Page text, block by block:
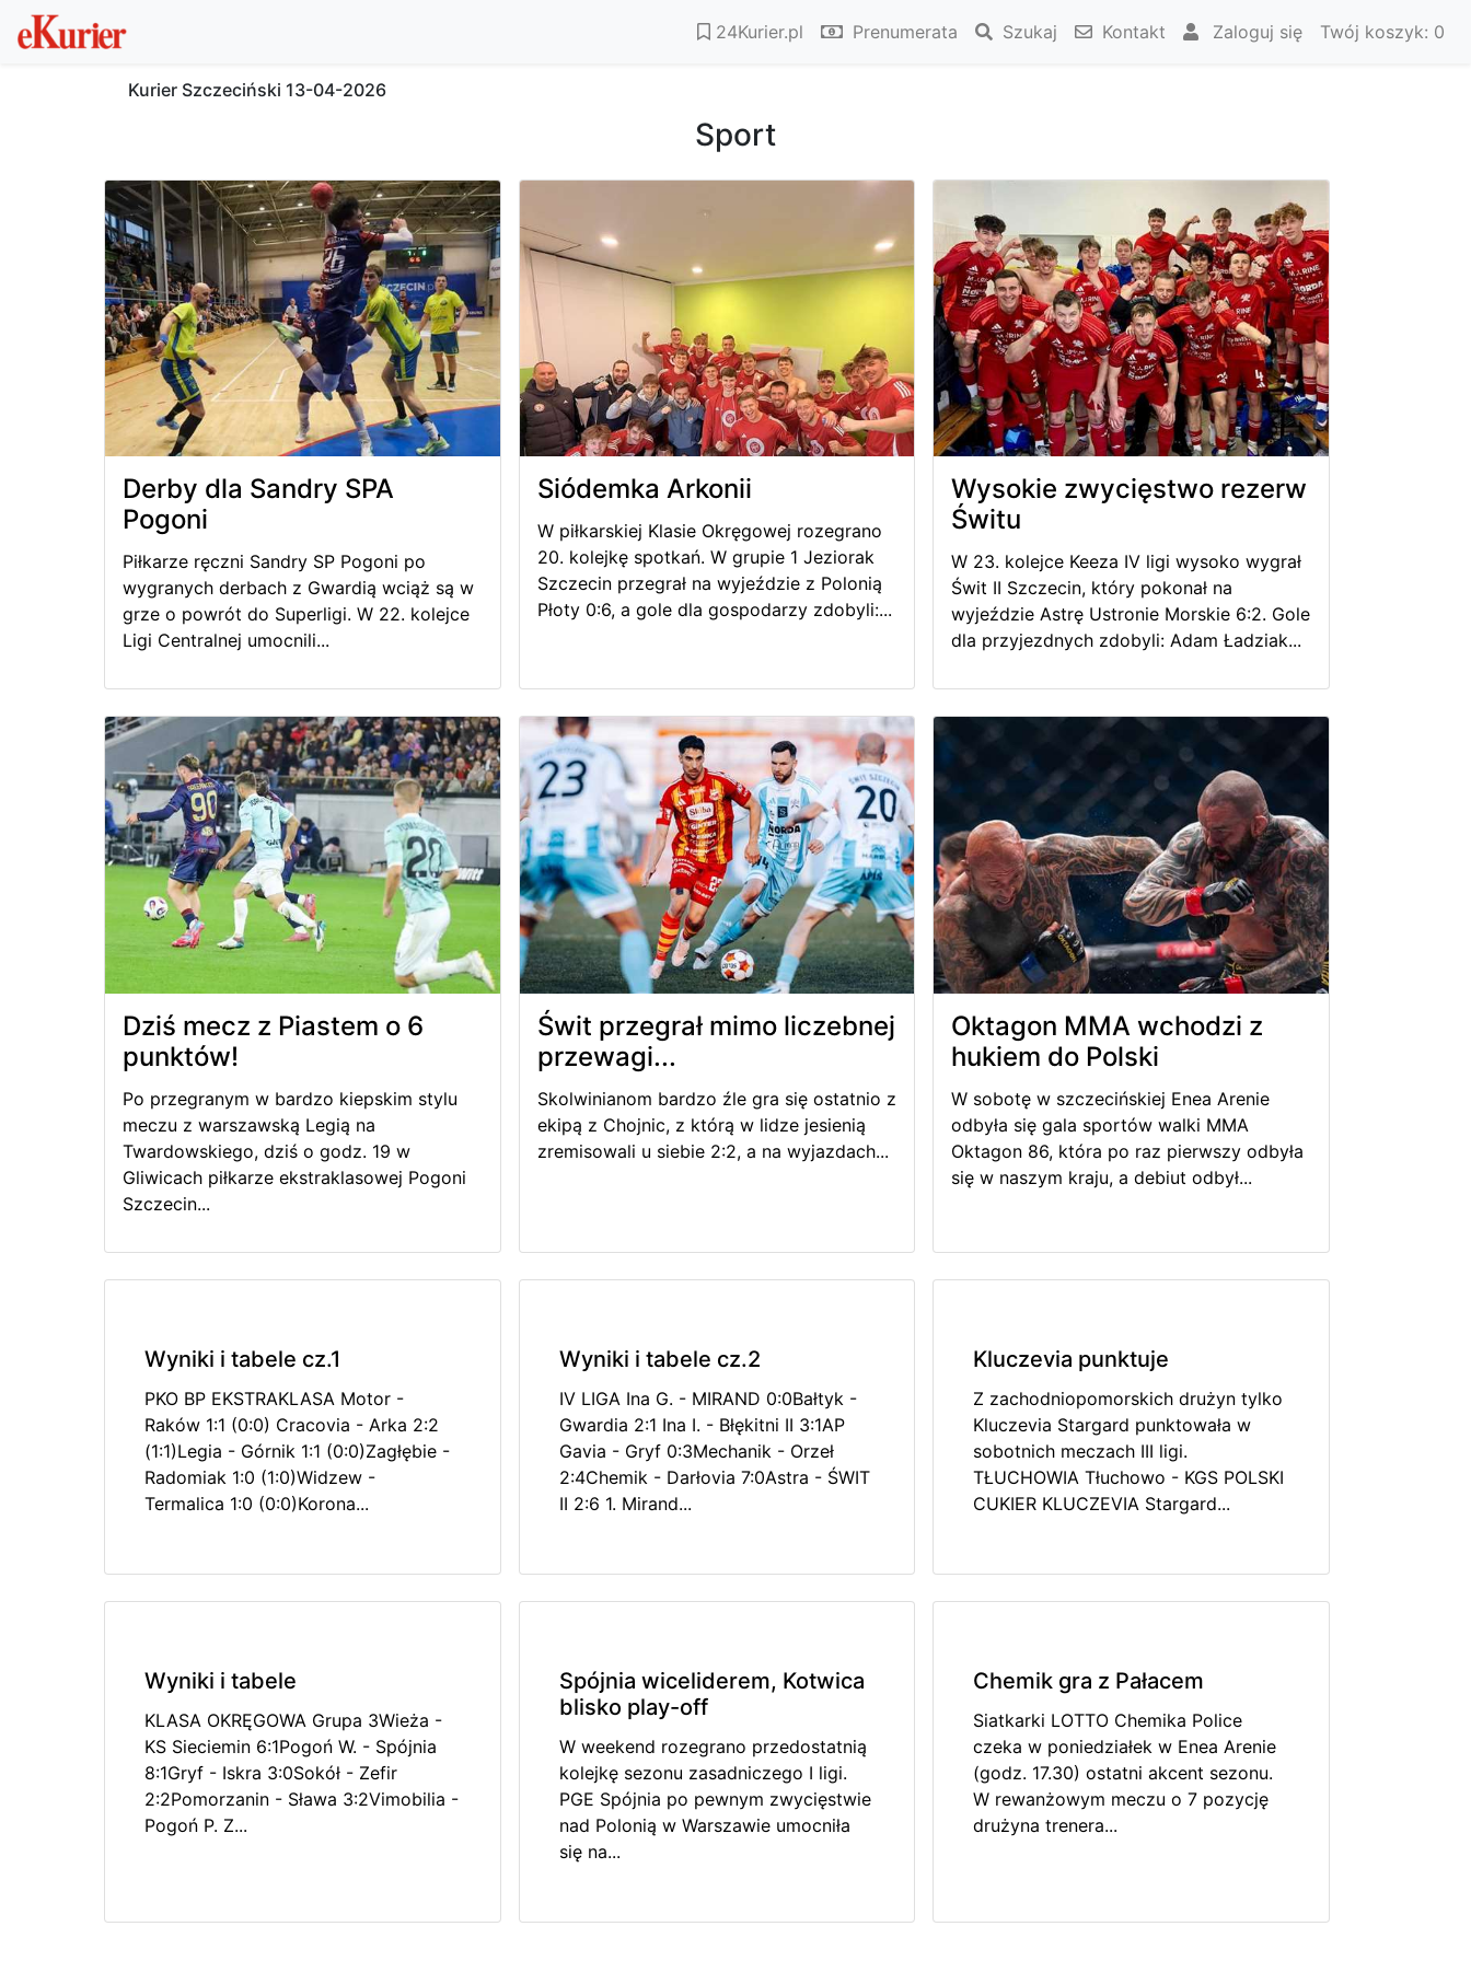
24Kurier.pl Prenumerata Szukaj Kontakt Zaloguj się Twój koszyk: 0
Kurier Szczeciński 13-04-2026
Sport
Derby dla Sandry SPA
Pogoni
Piłkarze ręczni Sandry SP Pogoni po
wygranych derbach z Gwardią wciąż są w
grze o powrót do Superligi. W 22. kolejce
Ligi Centralnej umocnili...
Siódemka Arkonii
W piłkarskiej Klasie Okręgowej rozegrano
20. kolejkę spotkań. W grupie 1 Jeziorak
Szczecin przegrał na wyjeździe z Polonią
Płoty 0:6, a gole dla gospodarzy zdobyli:...
Wysokie zwycięstwo rezerw
Świtu
W 23. kolejce Keeza IV ligi wysoko wygrał
Świt II Szczecin, który pokonał na
wyjeździe Astrę Ustronie Morskie 6:2. Gole
dla przyjezdnych zdobyli: Adam Ładziak...
Dziś mecz z Piastem o 6
punktów!
Po przegranym w bardzo kiepskim stylu
meczu z warszawską Legią na
Twardowskiego, dziś o godz. 19 w
Gliwicach piłkarze ekstraklasowej Pogoni
Szczecin...
Świt przegrał mimo liczebnej
przewagi...
Skolwinianom bardzo źle gra się ostatnio z
ekipą z Chojnic, z którą w lidze jesienią
zremisowali u siebie 2:2, a na wyjazdach...
Oktagon MMA wchodzi z
hukiem do Polski
W sobotę w szczecińskiej Enea Arenie
odbyła się gala sportów walki MMA
Oktagon 86, która po raz pierwszy odbyła
się w naszym kraju, a debiut odbył...
Wyniki i tabele cz.1
PKO BP EKSTRAKLASA Motor -
Raków 1:1 (0:0) Cracovia - Arka 2:2
(1:1)Legia - Górnik 1:1 (0:0)Zagłębie -
Radomiak 1:0 (1:0)Widzew -
Termalica 1:0 (0:0)Korona...
Wyniki i tabele cz.2
IV LIGA Ina G. - MIRAND 0:0Bałtyk -
Gwardia 2:1 Ina I. - Błękitni II 3:1AP
Gavia - Gryf 0:3Mechanik - Orzeł
2:4Chemik - Darłovia 7:0Astra - ŚWIT
II 2:6 1. Mirand...
Kluczevia punktuje
Z zachodniopomorskich drużyn tylko
Kluczevia Stargard punktowała w
sobotnich meczach III ligi.
TŁUCHOWIA Tłuchowo - KGS POLSKI
CUKIER KLUCZEVIA Stargard...
Wyniki i tabele
KLASA OKRĘGOWA Grupa 3Wieża -
KS Sieciemin 6:1Pogoń W. - Spójnia
8:1Gryf - Iskra 3:0Sokół - Zefir
2:2Pomorzanin - Sława 3:2Vimobilia -
Pogoń P. Z...
Spójnia wiceliderem, Kotwica
blisko play-off
W weekend rozegrano przedostatnią
kolejkę sezonu zasadniczego I ligi.
PGE Spójnia po pewnym zwycięstwie
nad Polonią w Warszawie umocniła
się na...
Chemik gra z Pałacem
Siatkarki LOTTO Chemika Police
czeka w poniedziałek w Enea Arenie
(godz. 17.30) ostatni akcent sezonu.
W rewanżowym meczu o 7 pozycję
drużyna trenera...